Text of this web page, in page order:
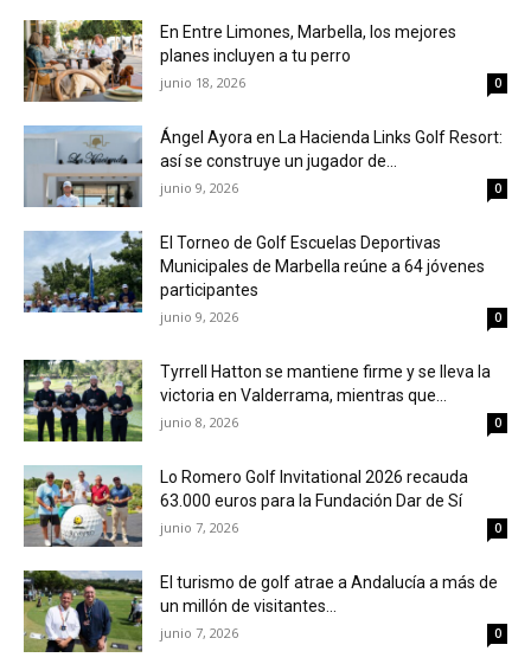
En Entre Limones, Marbella, los mejores
planes incluyen a tu perro
junio 18, 2026 0
Ángel Ayora en La Hacienda Links Golf Resort:
así se construye un jugador de...
junio 9, 2026 0
El Torneo de Golf Escuelas Deportivas
Municipales de Marbella reúne a 64 jóvenes
participantes
junio 9, 2026 0
Tyrrell Hatton se mantiene firme y se lleva la
victoria en Valderrama, mientras que...
junio 8, 2026 0
Lo Romero Golf Invitational 2026 recauda
63.000 euros para la Fundación Dar de Sí
junio 7, 2026 0
El turismo de golf atrae a Andalucía a más de
un millón de visitantes...
junio 7, 2026 0